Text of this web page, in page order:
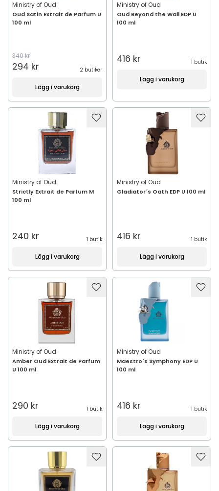
Ministry of Oud
Oud Satin Extrait de Parfum U
100 ml
340 kr
294 kr 2 butiker
Lägg i varukorg
Ministry of Oud
Oud Beyond the Wall EDP U
100 ml
416 kr 1 butik
Lägg i varukorg
Ministry of Oud
Strictly Extrait de Parfum M
100 ml
240 kr 1 butik
Lägg i varukorg
Ministry of Oud
Gladiator´s Oath EDP U 100 ml
416 kr 1 butik
Lägg i varukorg
Ministry of Oud
Amber Oud Extrait de Parfum
U 100 ml
290 kr 1 butik
Lägg i varukorg
Ministry of Oud
Maestro´s Symphony EDP U
100 ml
416 kr 1 butik
Lägg i varukorg